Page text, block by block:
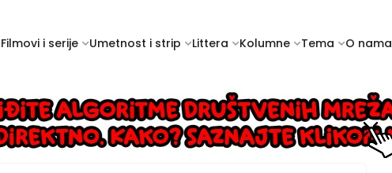
Filmovi i serije Umetnost i strip Littera Kolumne Tema O nama